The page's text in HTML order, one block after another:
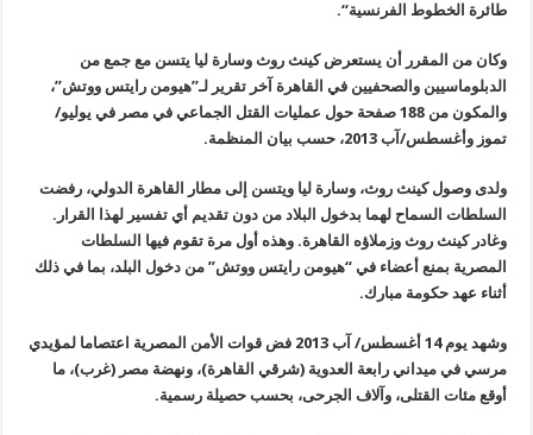
طائرة الخطوط الفرنسية“.
وكان من المقرر أن يستعرض كينث روث وسارة ليا يتسن مع جمع من
الدبلوماسيين والصحفيين في القاهرة آخر تقرير لـ”هيومن رايتس ووتش”،
والمكون من 188 صفحة حول عمليات القتل الجماعي في مصر في يوليو/
تموز وأغسطس/آب 2013، حسب بيان المنظمة
.
ولدى وصول كينث روث، وسارة ليا ويتسن إلى مطار القاهرة الدولي، رفضت
السلطات السماح لهما بدخول البلاد من دون تقديم أي تفسير لهذا القرار .
وغادر كينث روث وزملاؤه القاهرة. وهذه أول مرة تقوم فيها السلطات
المصرية بمنع أعضاء في “هيومن رايتس ووتش” من دخول البلد، بما في ذلك
أثناء عهد حكومة مبارك.
وشهد يوم 14 أغسطس/ آب 2013 فض قوات الأمن المصرية اعتصاما لمؤيدي
مرسي في ميداني رابعة العدوية (شرقي القاهرة)، ونهضة مصر (غرب)، ما
أوقع مئات القتلى، وآلاف الجرحى، بحسب حصيلة رسمية.